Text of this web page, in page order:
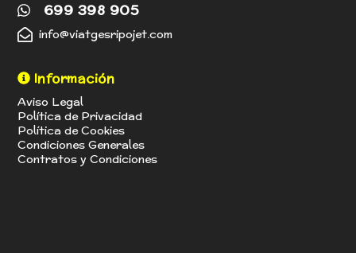
699 398 905
info@viatgesripojet.com
Información
Aviso Legal
Política de Privacidad
Política de Cookies
Condiciones Generales
Contratos y Condiciones